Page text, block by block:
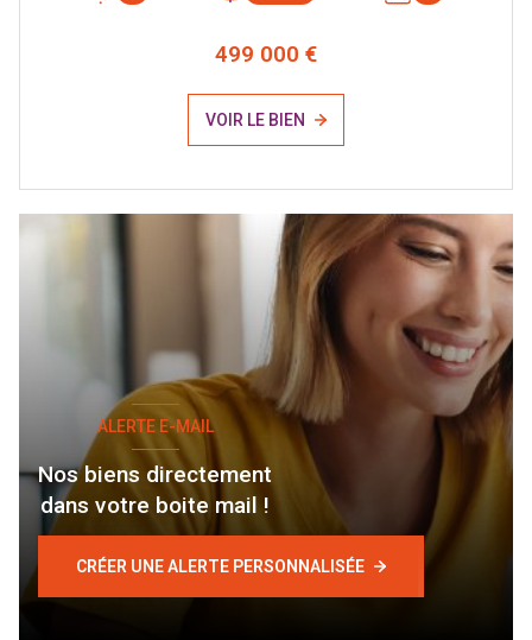
499 000 €
VOIR LE BIEN
ALERTE E-MAIL
Nos biens directement
dans votre boite mail !
CRÉER UNE ALERTE PERSONNALISÉE